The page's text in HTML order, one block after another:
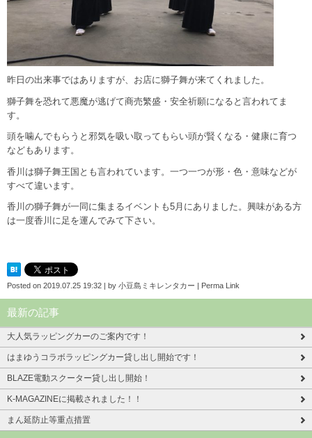
昨日の出来事ではありますが、お店に獅子舞が来てくれました。
獅子舞を恐れて悪魔が逃げて商売繁盛・安全祈願になると言われてま
す。
頭を噛んでもらうと邪気を吸い取ってもらい頭が賢くなる・健康に育つ
などもあります。
香川は獅子舞王国とも言われています。一つ一つが形・色・意味などが
すべて違います。
香川の獅子舞が一同に集まるイベントも5月にありました。興味がある方
は一度香川に足を運んでみて下さい。
Posted on 2019.07.25 19:32 | by 小豆島ミキレンタカー | Perma Link
最新の記事
大人気ラッピングカーのご案内です！
はまゆうコラボラッピングカー貸し出し開始です！
BLAZE電動スクーター貸し出し開始！
K-MAGAZINEに掲載されました！！
まん延防止等重点措置